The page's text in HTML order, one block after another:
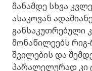
მანამდე სხვა
ასაკოვან
განსაკუთრებული
მონაწილეებს
შვილების და
პარალელურად კი